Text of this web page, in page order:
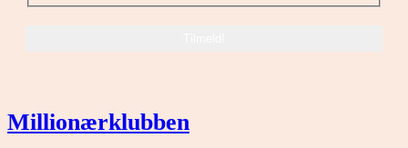
Millionærklubben